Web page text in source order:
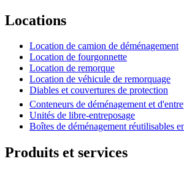
Locations
Location de camion de déménagement
Location de fourgonnette
Location de remorque
Location de véhicule de remorquage
Diables et couvertures de protection
Conteneurs de déménagement et
Unités de libre-entreposage
Boîtes de déménagement réutilisables
Produits et services